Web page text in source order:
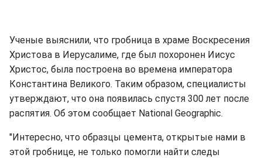
Ученые выяснили, что гробница в храме Воскресения
Христова в Иерусалиме, где был похоронен Иисус
Христос, была построена во времена императора
Константина Великого. Таким образом, специалисты
утверждают, что она появилась спустя 300 лет после
распятия. Об этом сообщает National Geographic.
"Интересно, что образцы цемента, открытые нами в
этой гробнице, не только помогли найти следы